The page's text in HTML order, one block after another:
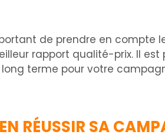
de prendre en compte
rapport qualité-prix. Il est
terme pour votre
RÉUSSIR SA